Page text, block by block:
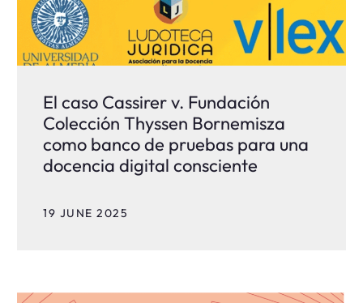
El caso Cassirer v. Fundación
Colección Thyssen Bornemisza
como banco de pruebas para una
docencia digital consciente
19 JUNE 2025